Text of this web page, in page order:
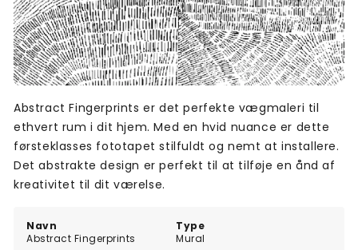
Navn
Abstract Fingerprints
Type
Mural
Abstract Fingerprints er det perfekte vægmaleri til
ethvert rum i dit hjem. Med en hvid nuance er dette
førsteklasses fototapet stilfuldt og nemt at installere.
Det abstrakte design er perfekt til at tilføje en ånd af
kreativitet til dit værelse.